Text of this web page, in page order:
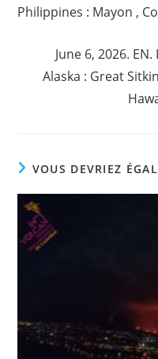
Philippines : Mayon ,
June 6, 2026.
Alaska : Great
VOUS DEVRIEZ